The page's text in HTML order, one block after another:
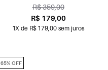
R$ 359,00
R$ 179,00
1X de R$ 179,00 sem juros
65% OFF